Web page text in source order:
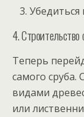
Убедиться
4. Строительство
Теперь
самого сруба.
видами
или